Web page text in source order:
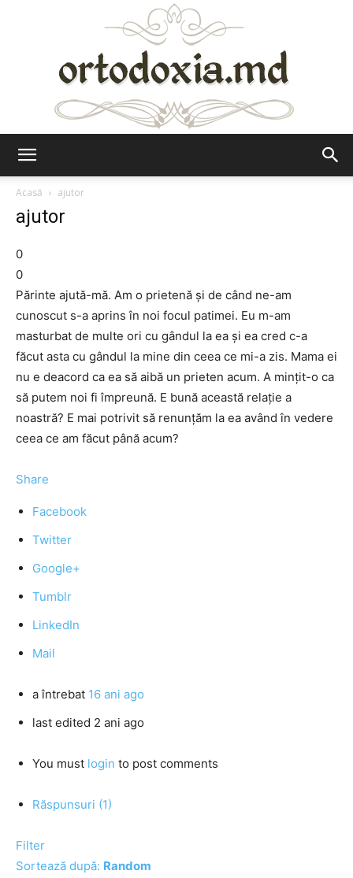
Acasă
ajutor
ajutor
0
0
Părinte ajută-mă. Am o prietenă și de când ne-am
cunoscut s-a aprins în noi focul patimei. Eu m-am
masturbat de multe ori cu gândul la ea și ea cred c-a
făcut asta cu gândul la mine din ceea ce mi-a zis. Mama ei
nu e deacord ca ea să aibă un prieten acum. A mințit-o ca
să putem noi fi împreună. E bună această relație a
noastră? E mai potrivit să renunțăm la ea având în vedere
ceea ce am făcut până acum?
Share
Facebook
Twitter
Google+
Tumblr
LinkedIn
Mail
a întrebat 16 ani ago
last edited 2 ani ago
You must login to post comments
Răspunsuri (1)
Filter
Sortează după: Random